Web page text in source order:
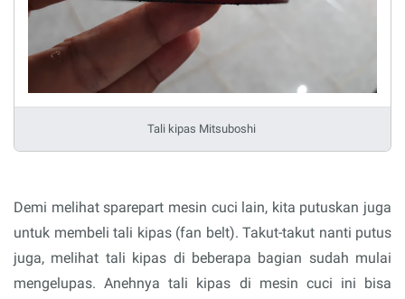
Tali kipas Mitsuboshi
Demi melihat sparepart mesin cuci lain, kita putuskan juga
untuk membeli tali kipas (fan belt). Takut-takut nanti putus
juga, melihat tali kipas di beberapa bagian sudah mulai
mengelupas. Anehnya tali kipas di mesin cuci ini bisa